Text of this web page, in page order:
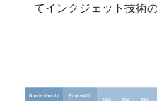
てインクジェット技術